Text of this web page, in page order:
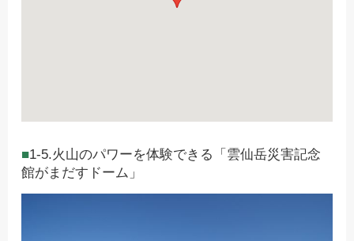
1-5.火山のパワーを体験できる「雲仙岳災害記念
館がまだすドーム」